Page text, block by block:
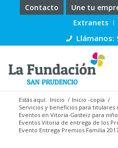
Contacto Une tu
Extranets
Llámanos:
Estás aquí: Inicio / Inicio -copia /
Servicios y beneficios para titulares
Eventos en Vitoria-Gasteiz para
Eventos Vitoria de entrega de los
Evento Entrega Premios Familia